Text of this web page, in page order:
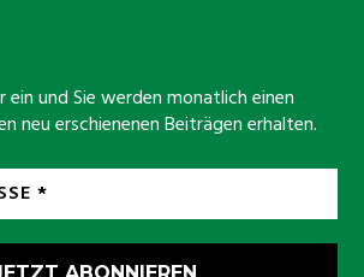
ein und Sie werden monatlich einen
neu erschienenen Beiträgen erhalten.